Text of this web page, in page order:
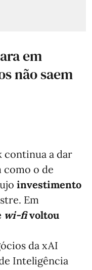
em
não saem
continua a dar
como o de
investimento
Em
wi-fivoltou
da xAI
Inteligência